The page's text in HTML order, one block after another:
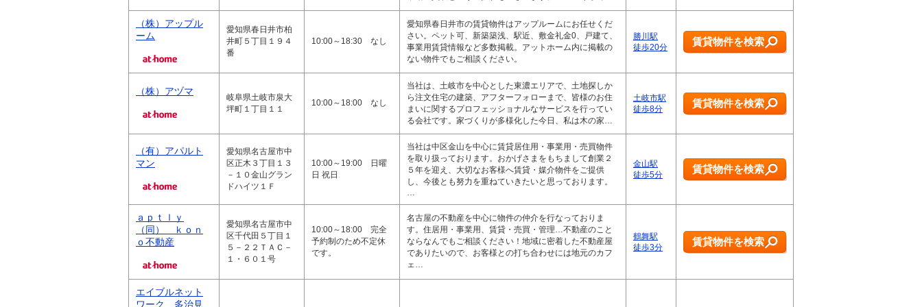
（株）アップル
ーム
愛知県春日井市柏
井町５丁目１９４
番
10:00～18:30 なし
愛知県春日井市の賃貸物件はアップルームにお任せくだ
さい。ペット可、新築築浅、駅近、敷金礼金0、戸建て、
事業用賃貸情報など多数掲載。アットホーム内に掲載の
ない物件でもご相談ください。
勝川駅
徒歩20分
賃貸物件を検索
（株）アヅマ
岐阜県土岐市泉大
坪町１丁目１１
10:00～18:00 なし
当社は、土岐市を中心とした東濃エリアで、土地探しか
ら注文住宅の建築、アフターフォローまで、皆様のお住
まいに関するプロフェッショナルなサービスを行ってい
る会社です。家づくりが多様化した今日、私は木の家…
土岐市駅
徒歩8分
賃貸物件を検索
（有）アパルト
マン
愛知県名古屋市中
区正木３丁目１３
－１０金山グラン
ドハイツ１Ｆ
10:00～19:00 日曜
日 祝日
当社は中区金山を中心に賃貸居住用・事業用・売買物件
を取り扱っております。おかげさまをもちまして創業２
５年を迎え、大切なお客様へ賃貸・媒介物件をご提供
し、今後とも努力を重ねていきたいと思っております。
…
金山駅
徒歩5分
賃貸物件を検索
ａｐｔｌｙ
（同） ｋｏｎ
ｏ不動産
愛知県名古屋市中
区千代田５丁目１
５－２２ＴＡＣ－
１・６０１号
10:00～18:00 完全
予約制のため不定休
です。
名古屋の不動産を中心に物件の仲介を行なっておりま
す。住居用・事業用、賃貸・売買・管理…不動産のこと
ならなんでもご相談ください！地域に密着した不動産屋
でありたいので、お客様との打ち合わせには地元のカフ
ェ…
鶴舞駅
徒歩3分
賃貸物件を検索
エイブルネット
ワーク 多治見